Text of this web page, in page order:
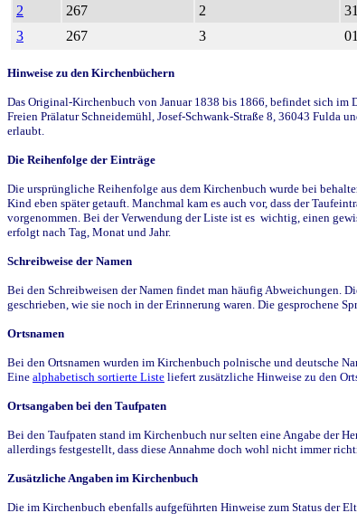
2
267 2
3
267 3
Hinweise zu den Kirchenbüchern
Das Original-Kirchenbuch von Januar 1838 bis 1866, befindet sich
Freien Prälatur Schneidemühl, Josef-Schwank-Straße 8, 36043 Fulda
erlaubt.
Die Reihenfolge der Einträge
Die ursprüngliche Reihenfolge aus dem Kirchenbuch wurde bei
Kind eben später getauft. Manchmal kam es auch vor, dass der
vorgenommen. Bei der Verwendung der Liste ist es wichtig, einen
erfolgt nach Tag, Monat und Jahr.
Schreibweise der Namen
Bei den Schreibweisen der Namen findet man häufig Abweichungen.
geschrieben, wie sie noch in der Erinnerung waren. Die gesprochene
Ortsnamen
Bei den Ortsnamen wurden im Kirchenbuch polnische und deutsche
Eine alphabetisch sortierte Liste liefert zusätzliche Hinweise zu den
Ortsangaben bei den Taufpaten
Bei den Taufpaten stand im Kirchenbuch nur selten eine Angabe der
allerdings festgestellt, dass diese Annahme doch wohl nicht immer
Zusätzliche Angaben im Kirchenbuch
Die im Kirchenbuch ebenfalls aufgeführten Hinweise zum Status der